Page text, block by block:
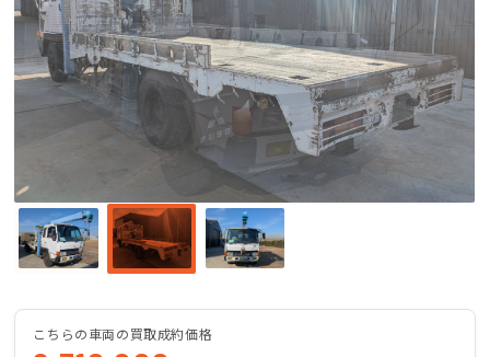
こちらの車両の買取成約価格